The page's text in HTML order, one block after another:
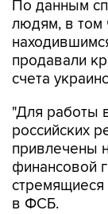
По данным
людям, в том
продавали
счета
"Для работы
российских
привлечены
финансовой
стремящиеся
в ФСБ.